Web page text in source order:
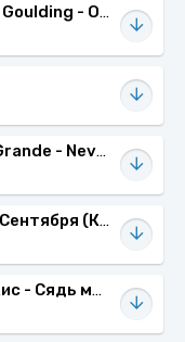
Calvin Harris & Ellie Goulding - Outside
Maroon 5 & Ariana Grande - Never Coming Down
Nansi & Sidorov - 3 Сентября (Кавер)
Anacondaz & Кис-кис - Сядь мне на лицо